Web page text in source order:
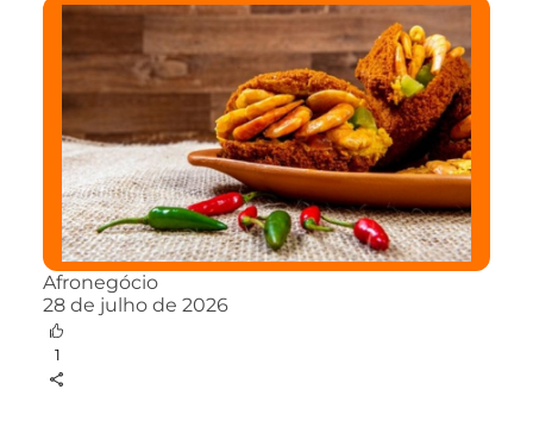
Afronegócio
28 de julho de 2026
1